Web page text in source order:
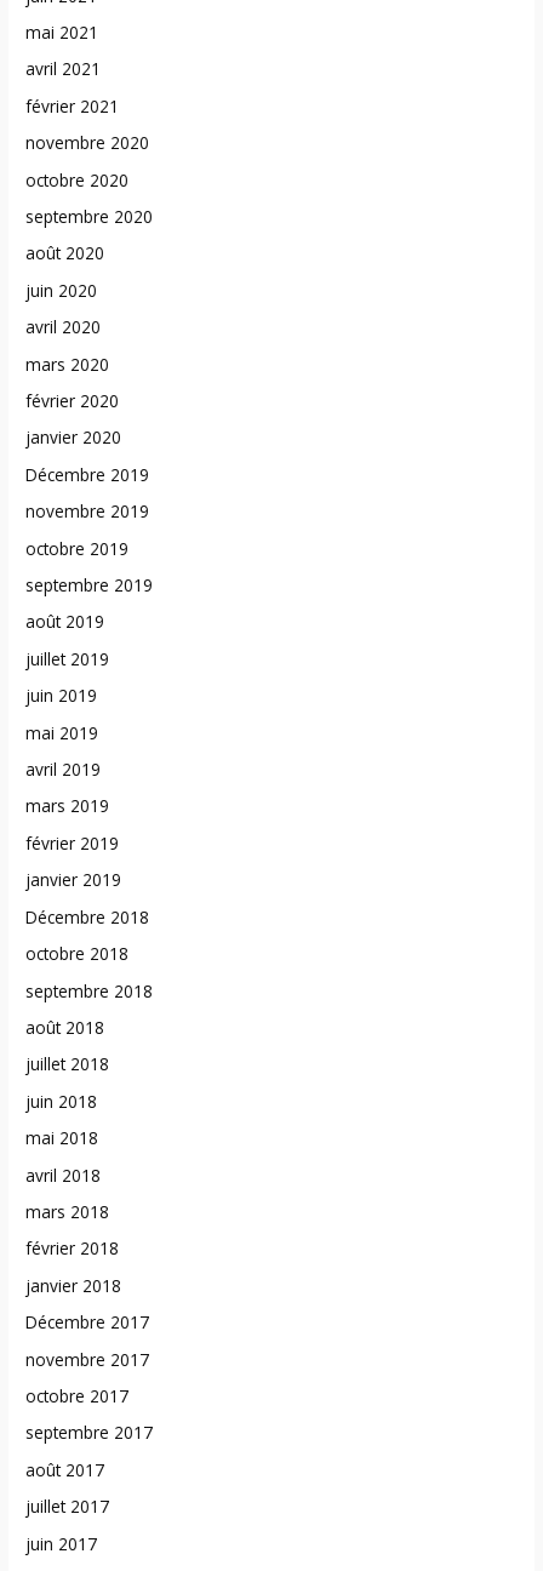
mai 2021
avril 2021
février 2021
novembre 2020
octobre 2020
septembre 2020
août 2020
juin 2020
avril 2020
mars 2020
février 2020
janvier 2020
Décembre 2019
novembre 2019
octobre 2019
septembre 2019
août 2019
juillet 2019
juin 2019
mai 2019
avril 2019
mars 2019
février 2019
janvier 2019
Décembre 2018
octobre 2018
septembre 2018
août 2018
juillet 2018
juin 2018
mai 2018
avril 2018
mars 2018
février 2018
janvier 2018
Décembre 2017
novembre 2017
octobre 2017
septembre 2017
août 2017
juillet 2017
juin 2017